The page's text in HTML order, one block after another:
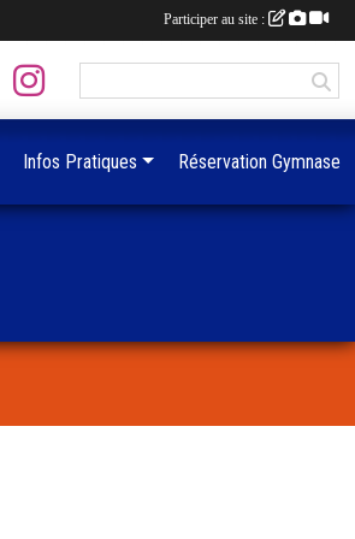
Infos Pratiques Réservation Gymnase
Participer au site :